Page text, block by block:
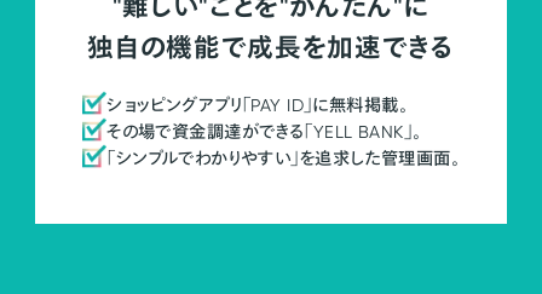
"難しい"ことを"かんたん"に
独自の機能で成長を加速できる
ショッピングアプリ「PAY ID」に無料掲載。
その場で資金調達ができる「YELL BANK」。
「シンプルでわかりやすい」を追求した管理画面。